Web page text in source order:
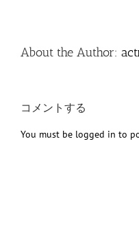
About the Author:
コメントする
You must be logged in to